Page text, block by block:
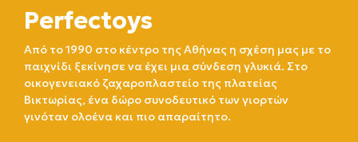
Perfectoys
Από το 1990 στο κέντρο της Αθήνας η σχέση μας με το
παιχνίδι ξεκίνησε να έχει μια σύνδεση γλυκιά. Στο
οικογενειακό ζαχαροπλαστείο της πλατείας
Βικτωρίας, ένα δώρο συνοδευτικό των γιορτών
γινόταν ολοένα και πιο απαραίτητο.